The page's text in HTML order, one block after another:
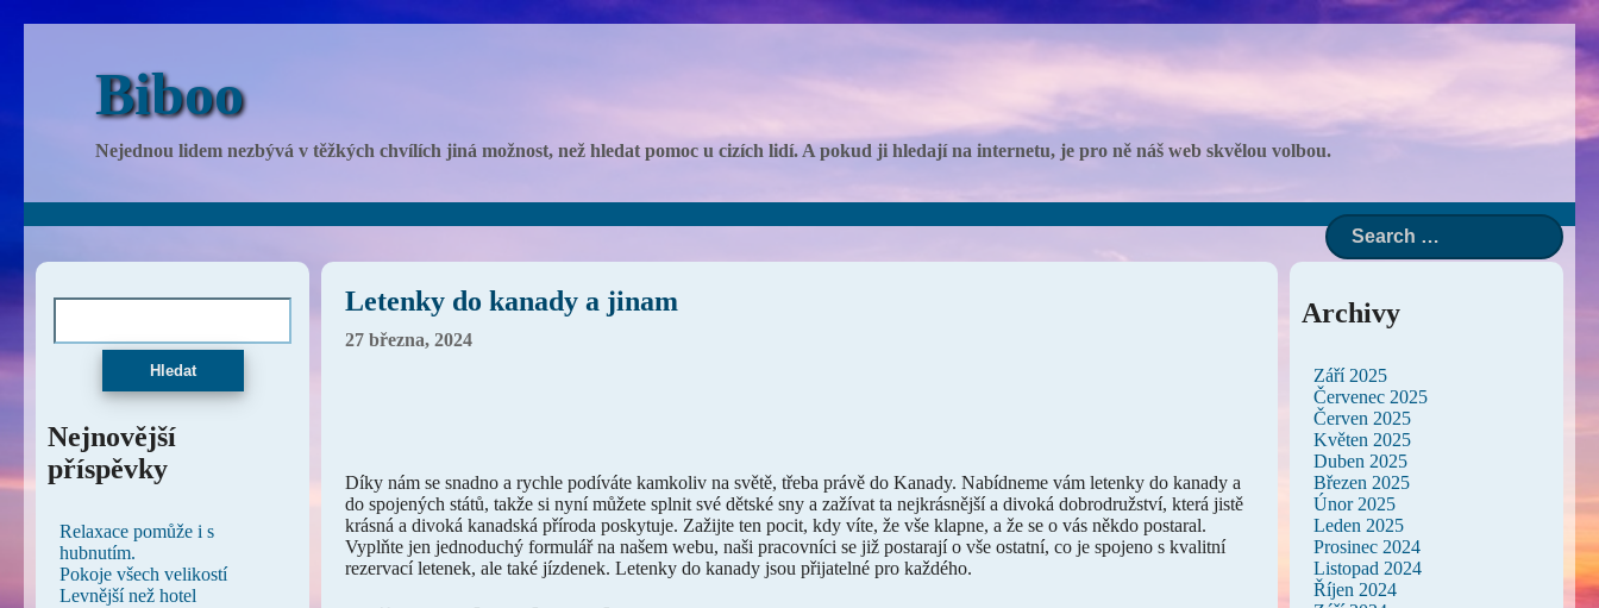
Biboo
Nejednou lidem nezbývá v těžkých chvílích jiná možnost, než hledat pomoc u cizích lidí. A pokud ji hledají na internetu, je pro ně náš web skvělou volbou.
Letenky do kanady a jinam
27 března, 2024
Díky nám se snadno a rychle podíváte kamkoliv na světě, třeba právě do Kanady. Nabídneme vám letenky do kanady a
do spojených států, takže si nyní můžete splnit své dětské sny a zažívat ta nejkrásnější a divoká dobrodružství, která jistě
krásná a divoká kanadská příroda poskytuje. Zažijte ten pocit, kdy víte, že vše klapne, a že se o vás někdo postaral.
Vyplňte jen jednoduchý formulář na našem webu, naši pracovníci se již postarají o vše ostatní, co je spojeno s kvalitní
rezervací letenek, ale také jízdenek. Letenky do kanady jsou přijatelné pro každého.
Hledat
Nejnovější
příspěvky
Relaxace pomůže i s
hubnutím.
Pokoje všech velikostí
Levnější než hotel
Archivy
Září 2025
Červenec 2025
Červen 2025
Květen 2025
Duben 2025
Březen 2025
Únor 2025
Leden 2025
Prosinec 2024
Listopad 2024
Říjen 2024